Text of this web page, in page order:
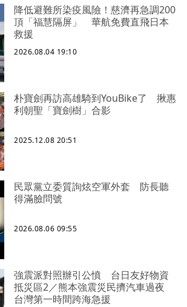
降低避難所染疫風險！慈濟再急調200
頂「福慧隔屏」 華航免費直飛日本
救援
2026.08.04 19:10
朴寶劍再訪高雄騎到YouBike了 揪惠
利朝聖「寶劍樹」合影
2025.12.08 20:51
民眾黨立委質詢炫空軍外套 防長聽
得滿臉問號
2026.08.06 09:55
強震派對照辦引公憤 台日友好物資
抵災區2／熊本強震災民擠汽車過夜
台灣第一時間跨海急援